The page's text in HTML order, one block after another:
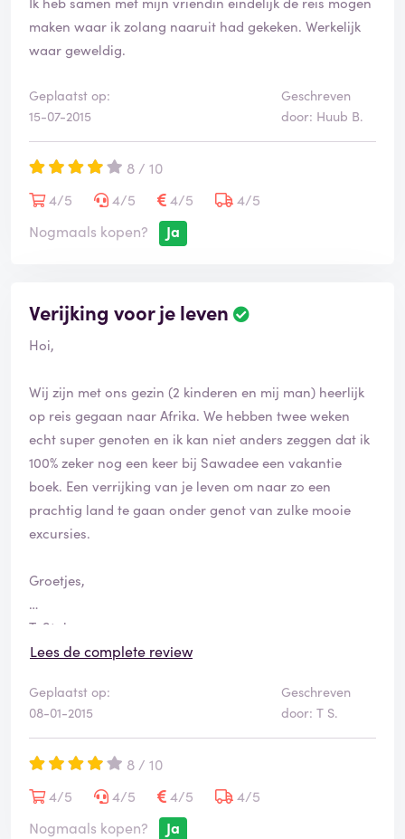
dat men dan in the middle of nowhere zou zijn.
Ik kan alleen maar hopen dat de organisatie er iets van
opgestoken heeft en een volgende keer haar reizigers
niet zo in de kou laat staan. Voor mij is er geen
volgende keer. Sawadee, één keer en nooit weer.
maken waar ik zolang naaruit had gekeken. Werkelijk
waar geweldig.
Geplaatst op:
15-07-2015
Geschreven
door: Huub B.
8 / 10
4/5
4/5 4/5
4/5
Nogmaals kopen?
Ja
Verijking voor je leven
Hoi,
Wij zijn met ons gezin (2 kinderen en mij man) heerlijk
op reis gegaan naar Afrika. We hebben twee weken
echt super genoten en ik kan niet anders zeggen dat ik
100% zeker nog een keer bij Sawadee een vakantie
boek. Een verrijking van je leven om naar zo een
prachtig land te gaan onder genot van zulke mooie
excursies.
Groetjes,
T. Stok
Lees de complete review
Geplaatst op:
08-01-2015
Geschreven
door: T S.
8 / 10
4/5
4/5 4/5
4/5
Nogmaals kopen?
Ja